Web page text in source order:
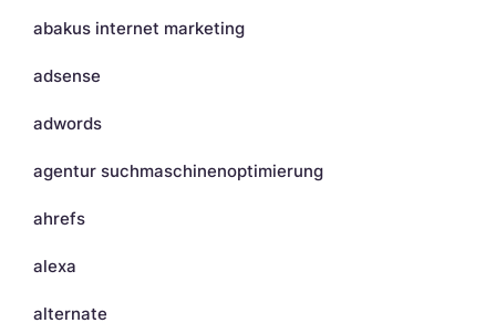
abakus internet marketing
adsense
adwords
agentur suchmaschinenoptimierung
ahrefs
alexa
alternate